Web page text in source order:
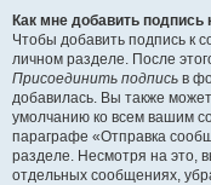
Как мне добавить
Чтобы добавить подпись к
личном разделе. После
Присоединить подпись в
добавилась. Вы также
умолчанию ко всем вашим
параграфе «Отправка
разделе. Несмотря на это,
отдельных сообщениях,